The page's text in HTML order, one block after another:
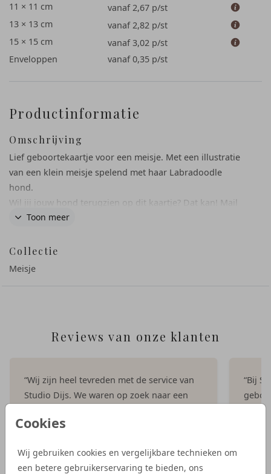
Cookies
Wij gebruiken cookies en vergelijkbare technieken om
een betere gebruikerservaring te bieden, ons
11 × 11 cm
vanaf 2,67 p/st
13 × 13 cm
vanaf 2,82 p/st
15 × 15 cm
vanaf 3,02 p/st
Enveloppen
vanaf 0,35 p/st
Productinformatie
Omschrijving
Lief geboortekaartje voor een meisje. Met een illustratie
van een klein meisje spelend met haar Labradoodle
hond.
Wil jij jouw hond terugzien op dit kaartje? Dat kan! Mail
ons voor een ontwerp op maat.
Toon meer
Collectie
Meisje
Reviews van onze klanten
“Wij zijn heel tevreden met de service van
Studio Dijs. We waren op zoek naar een
vonden we precies wat we zochten. Zowel
geboortekaartjes waren snel geleverd.”
“Bij